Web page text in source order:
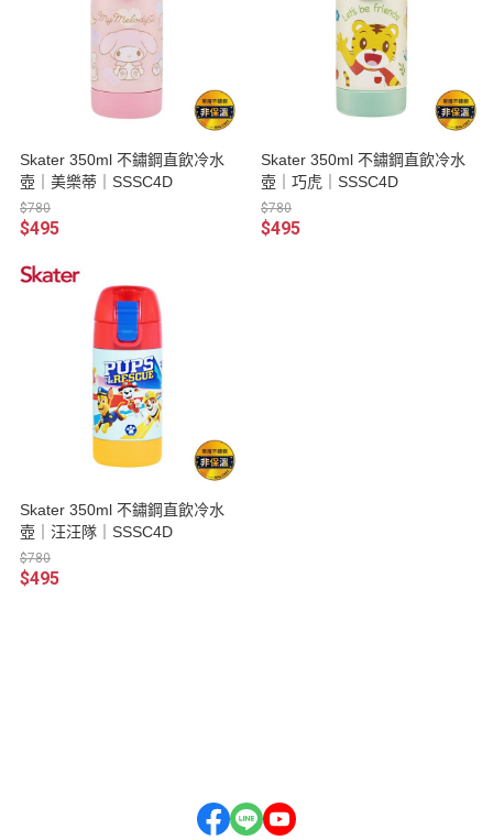
Skater 350ml 不鏽鋼直飲冷水
壺｜美樂蒂｜SSSC4D
$780
$495
Skater 350ml 不鏽鋼直飲冷水
壺｜巧虎｜SSSC4D
$780
$495
Skater 350ml 不鏽鋼直飲冷水
壺｜汪汪隊｜SSSC4D
$780
$495